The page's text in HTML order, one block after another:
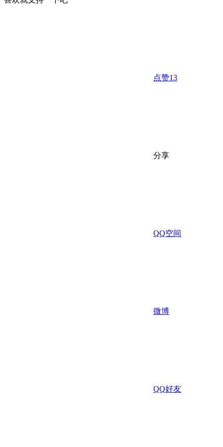
点赞13
分享
QQ空间
微博
QQ好友